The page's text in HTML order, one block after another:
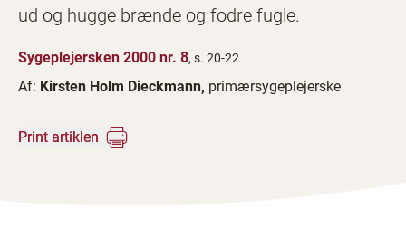
ud og hugge brænde og fodre fugle.
Sygeplejersken 2000 nr. 8, s. 20-22
Af: ​Kirsten Holm Dieckmann, primærsygeplejerske
Print artiklen